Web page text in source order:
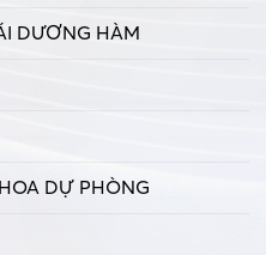
DƯƠNG HÀM
DỰ PHÒNG